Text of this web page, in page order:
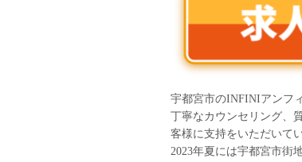
宇都宮市のINFINIアンフ
丁寧なカウンセリング、
客様に支持をいただいて
2023年夏には宇都宮市街